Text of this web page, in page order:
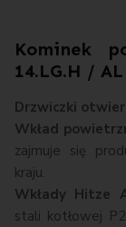
Kominek
14.LG.H / AL
Drzwiczki
Wkład
zajmuje się
kraju.
Wkłady Hitze
stali kotłowej